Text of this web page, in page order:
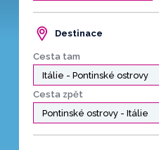
Destinace
Cesta tam
Cesta zpět